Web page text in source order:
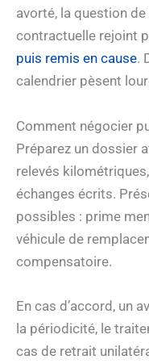
avorté, la question
contractuelle rejoint
puis remis en cause.
calendrier pèsent
Comment négocier
Préparez un dossier
relevés
échanges écrits.
possibles : prime
véhicule de
compensatoire.
En cas d’accord, un
la périodicité, le
cas de retrait